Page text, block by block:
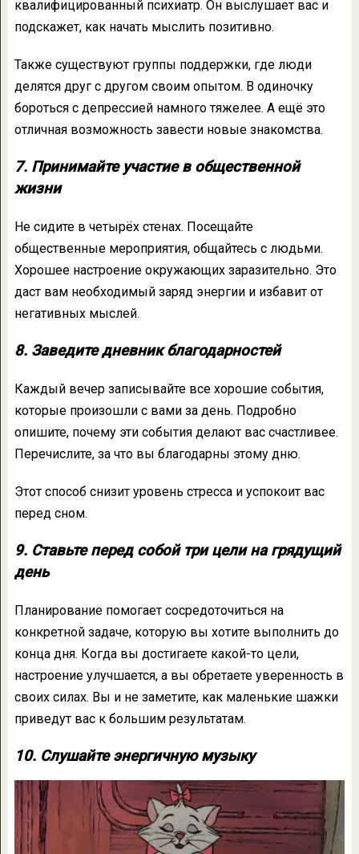
квалифицированный психиатр. Он выслушает вас и
подскажет, как начать мыслить позитивно.
Также существуют группы поддержки, где люди
делятся друг с другом своим опытом. В одиночку
бороться с депрессией намного тяжелее. А ещё это
отличная возможность завести новые знакомства.
7. Принимайте участие в общественной
жизни
Не сидите в четырёх стенах. Посещайте
общественные мероприятия, общайтесь с людьми.
Хорошее настроение окружающих заразительно. Это
даст вам необходимый заряд энергии и избавит от
негативных мыслей.
8. Заведите дневник благодарностей
Каждый вечер записывайте все хорошие события,
которые произошли с вами за день. Подробно
опишите, почему эти события делают вас счастливее.
Перечислите, за что вы благодарны этому дню.
Этот способ снизит уровень стресса и успокоит вас
перед сном.
9. Ставьте перед собой три цели на грядущий
день
Планирование помогает сосредоточиться на
конкретной задаче, которую вы хотите выполнить до
конца дня. Когда вы достигаете какой-то цели,
настроение улучшается, а вы обретаете уверенность в
своих силах. Вы и не заметите, как маленькие шажки
приведут вас к большим результатам.
10. Слушайте энергичную музыку